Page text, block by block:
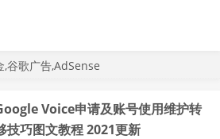
,谷歌广告,AdSense
Voice申请及账号使用维护转
技巧图文教程 2021更新